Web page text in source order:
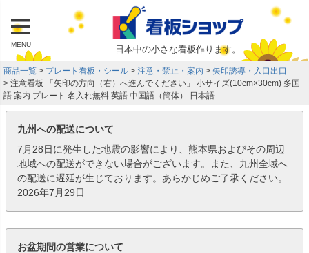
MENU 日本中の小さな看板作ります。
商品一覧 プレート看板・シール 注意・禁止・案内
矢印誘導・入口出口
注意看板 「矢印の方向（右）へ進んでください」 小サイズ(10cm×30cm) 多国
語 案内 プレート 名入れ無料 英語 中国語（簡体） 日本語
九州への配送について
7月28日に発生した地震の影響により、熊本県およびその周辺
地域への配送ができない場合がございます。また、九州全域へ
の配送に遅延が生じております。あらかじめご了承ください。
2026年7月29日
お盆期間の営業について